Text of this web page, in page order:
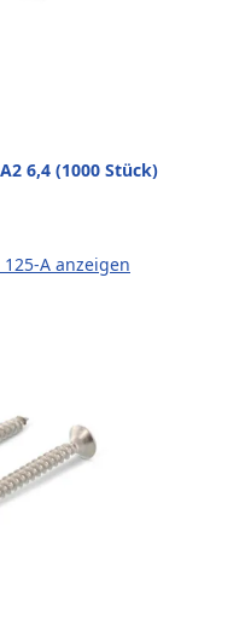
6,4 (1000 Stück)
A anzeigen